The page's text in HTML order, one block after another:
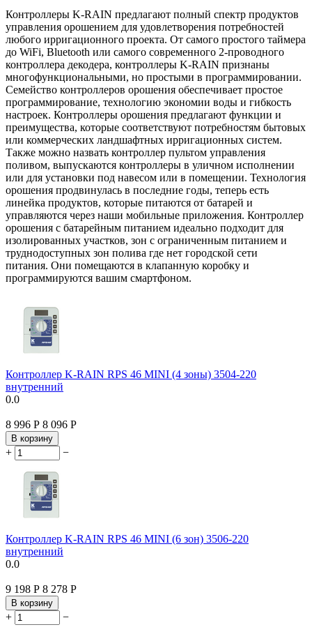
Контроллеры K-RAIN предлагают полный спектр продуктов
управления орошением для удовлетворения потребностей
любого ирригационного проекта. От самого простого таймера
до WiFi, Bluetooth или самого современного 2-проводного
контроллера декодера, контроллеры K-RAIN признаны
многофункциональными, но простыми в программировании.
Семейство контроллеров орошения обеспечивает простое
программирование, технологию экономии воды и гибкость
настроек. Контроллеры орошения предлагают функции и
преимущества, которые соответствуют потребностям бытовых
или коммерческих ландшафтных ирригационных систем.
Также можно назвать контроллер пультом управления
поливом, выпускаются контроллеры в уличном исполнении
или для установки под навесом или в помещении. Технология
орошения продвинулась в последние годы, теперь есть
линейка продуктов, которые питаются от батарей и
управляются через наши мобильные приложения. Контроллер
орошения с батарейным питанием идеально подходит для
изолированных участков, зон с ограниченным питанием и
труднодоступных зон полива где нет городской сети
питания. Они помещаются в клапанную коробку и
программируются вашим смартфоном.
Контроллер K-RAIN RPS 46 MINI (4 зоны) 3504-220
внутренний
0.0
8 996 Р 8 096 Р
В корзину
+ −
Контроллер K-RAIN RPS 46 MINI (6 зон) 3506-220
внутренний
0.0
9 198 Р 8 278 Р
В корзину
+ −